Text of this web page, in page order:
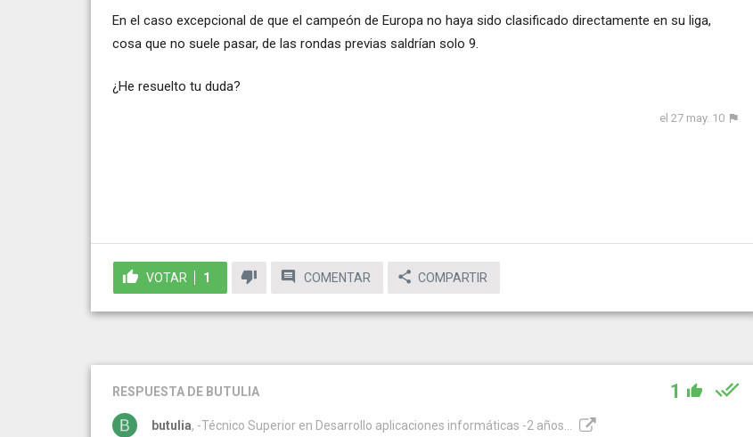
En el caso excepcional de que el campeón de Europa no haya sido clasificado directamente en su liga,
cosa que no suele pasar, de las rondas previas saldrían solo 9.
¿He resuelto tu duda?
el 27 may. 10
VOTAR 1 COMENTAR COMPARTIR
RESPUESTA DE BUTULIA 1
butulia, -Técnico Superior en Desarrollo aplicaciones informáticas -2 años...